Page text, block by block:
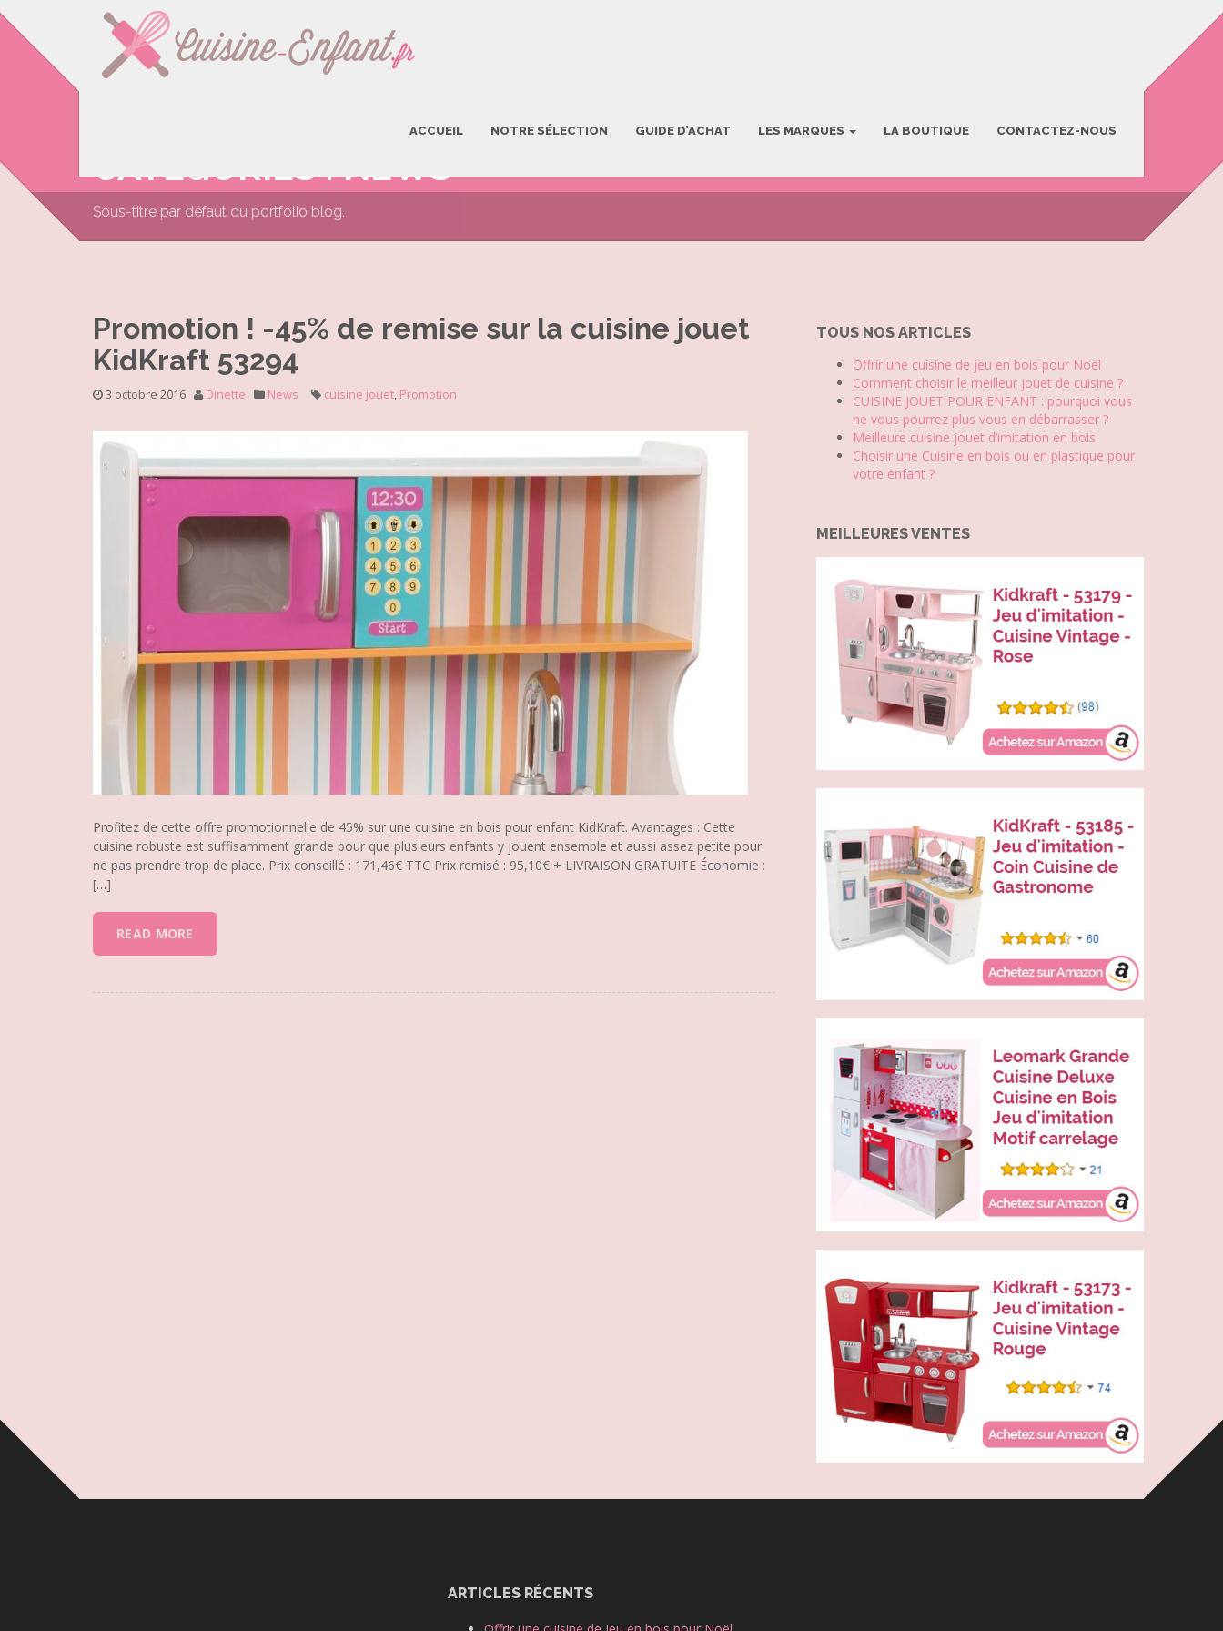
ACCUEIL NOTRE SÉLECTION GUIDE D’ACHAT LES MARQUES LA BOUTIQUE CONTACTEZ-NOUS
CATÉGORIES : NEWS
Sous-titre par défaut du portfolio blog.
Promotion ! -45% de remise sur la cuisine jouet
KidKraft 53294
3 octobre 2016 Dinette News cuisine jouet, Promotion
Profitez de cette offre promotionnelle de 45% sur une cuisine en bois pour enfant KidKraft. Avantages : Cette
cuisine robuste est suffisamment grande pour que plusieurs enfants y jouent ensemble et aussi assez petite pour
ne pas prendre trop de place. Prix conseillé : 171,46€ TTC Prix remisé : 95,10€ + LIVRAISON GRATUITE Économie :
[…]
READ MORE
TOUS NOS ARTICLES
Offrir une cuisine de jeu en bois pour Noël
Comment choisir le meilleur jouet de cuisine ?
CUISINE JOUET POUR ENFANT : pourquoi vous
ne vous pourrez plus vous en débarrasser ?
Meilleure cuisine jouet d’imitation en bois
Choisir une Cuisine en bois ou en plastique pour
votre enfant ?
MEILLEURES VENTES
ARTICLES RÉCENTS